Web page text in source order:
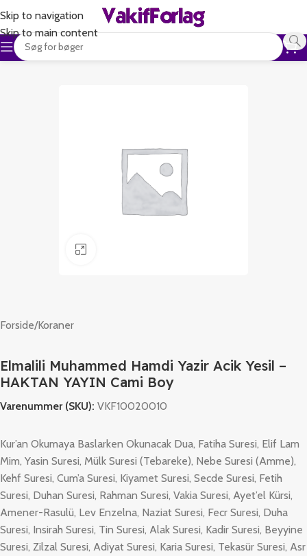
Skip to navigation
Skip to main content
Forside/Koraner
Elmalili Muhammed Hamdi Yazir Acik Yesil –
HAKTAN YAYIN Cami Boy
Varenummer (SKU): VKF10020010
Kur’an Okumaya Baslarken Okunacak Dua, Fatiha Suresi, Elif Lam
Mim, Yasin Suresi, Mülk Suresi (Tebareke), Nebe Suresi (Amme),
Kehf Suresi, Cum’a Suresi, Kiyamet Suresi, Secde Suresi, Fetih
Suresi, Duhan Suresi, Rahman Suresi, Vakia Suresi, Ayet’el Kürsi,
Amener-Rasulü, Lev Enzelna, Naziat Suresi, Fecr Suresi, Duha
Suresi, Insirah Suresi, Tin Suresi, Alak Suresi, Kadir Suresi, Beyyine
Suresi, Zilzal Suresi, Adiyat Suresi, Karia Suresi, Tekasür Suresi, Asr